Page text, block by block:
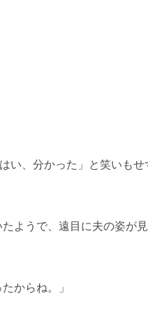
い、分かった」と笑いもせ
ようで、遠目に夫の姿が
からね。」